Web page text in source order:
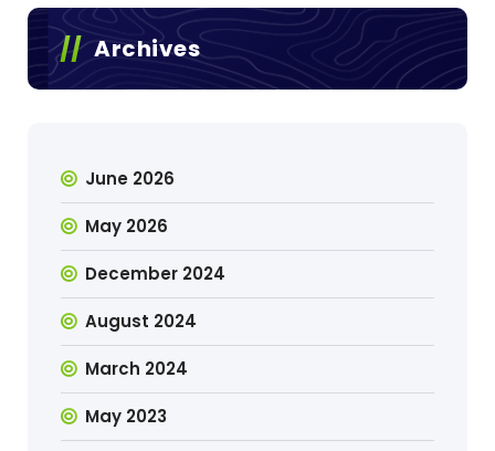
Archives
June 2026
May 2026
December 2024
August 2024
March 2024
May 2023